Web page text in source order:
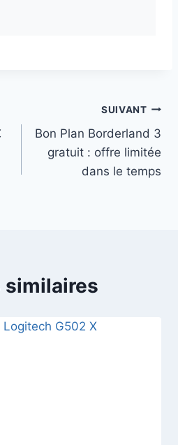
SUIVANT
Bon Plan Borderland 3
gratuit : offre limitée
dans le temps
similaires